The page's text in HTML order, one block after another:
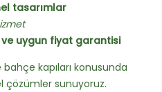
tasarımlar
uygun fiyat garantisi
kapıları konusunda
çözümler sunuyoruz.